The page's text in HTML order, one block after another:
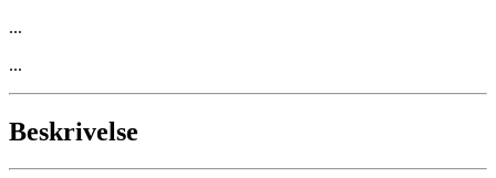
...
...
Beskrivelse